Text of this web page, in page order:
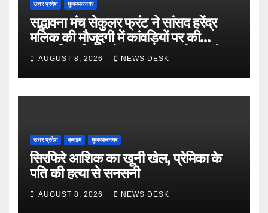
उत्तर प्रदेश मुजफ्फरनगर
सद्भावना मंच सेकुलर फ्रंट ने सांसद हरेंद्र
मलिक की मौजूदगी में कांवड़ियों पर की
पुष्पवर्षा, भाईचारे और सद्भावना का दिया संदेश
AUGUST 8, 2026 NEWS DESK
उत्तर प्रदेश क्राइम मुजफ्फरनगर
सिरफिरे आशिक का खूनी खेल, प्रेमिका के
पति की हत्या से सनसनी
AUGUST 8, 2026 NEWS DESK